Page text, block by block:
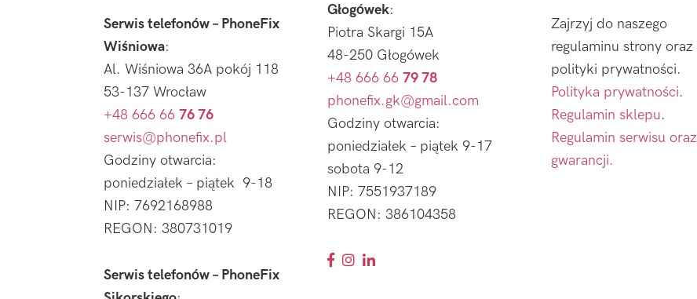
Serwis telefonów – PhoneFix
Wiśniowa:
Al. Wiśniowa 36A pokój 118
53-137 Wrocław
+48 666 66 76 76
serwis@phonefix.pl
Godziny otwarcia:
poniedziałek – piątek 9-18
NIP: 7692168988
REGON: 380731019
Serwis telefonów – PhoneFix
Głogówek:
Piotra Skargi 15A
48-250 Głogówek
+48 666 66 79 78
phonefix.gk@gmail.com
Godziny otwarcia:
poniedziałek – piątek 9-17
sobota 9-12
NIP: 7551937189
REGON: 386104358
Zajrzyj do naszego
regulaminu strony oraz
polityki prywatności.
Polityka prywatności.
Regulamin sklepu.
Regulamin serwisu oraz
gwarancji.